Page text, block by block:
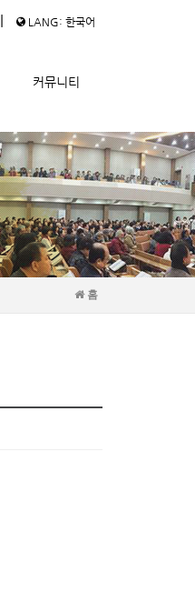
| LANG: 한국어
커뮤니티
홈